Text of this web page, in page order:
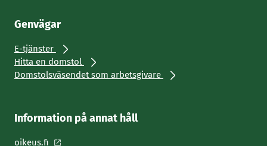
Genvägar
E-tjänster
Hitta en domstol
Domstolsväsendet som arbetsgivare
Information på annat håll
oikeus.fi